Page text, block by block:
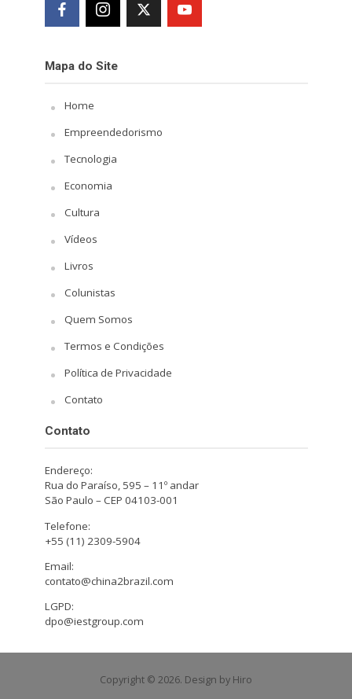
Mapa do Site
Home
Empreendedorismo
Tecnologia
Economia
Cultura
Vídeos
Livros
Colunistas
Quem Somos
Termos e Condições
Política de Privacidade
Contato
Contato
Endereço:
Rua do Paraíso, 595 – 11º andar
São Paulo – CEP 04103-001
Telefone:
+55 (11) 2309-5904
Email:
contato@china2brazil.com
LGPD:
dpo@iestgroup.com
Copyright © 2026. Design by Hiro